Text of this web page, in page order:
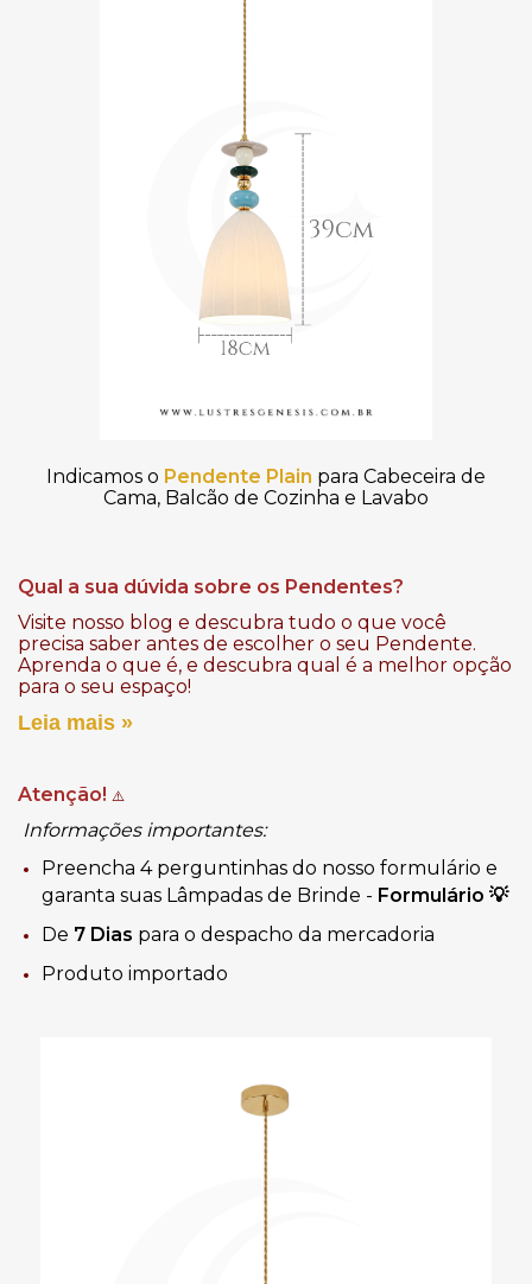
Indicamos o Pendente Plain para Cabeceira de
Cama, Balcão de Cozinha e Lavabo
Qual a sua dúvida sobre os Pendentes?
Visite nosso blog e descubra tudo o que você
precisa saber antes de escolher o seu Pendente.
Aprenda o que é, e descubra qual é a melhor opção
para o seu espaço!
Leia mais »
Atenção! ⚠️
Informações importantes:
Preencha 4 perguntinhas do nosso formulário e
garanta suas Lâmpadas de Brinde - Formulário 💡
De 7 Dias para o despacho da mercadoria
Produto importado